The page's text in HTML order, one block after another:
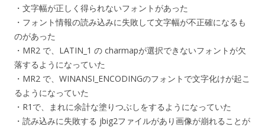
・文字幅が正しく得られないフォントがあった
・フォント情報の読み込みに失敗して文字幅が不正確になるも
のがあった
・MR2 で、LATIN_1 の charmapが選択できないフォントが欠
落するようになっていた
・MR2 で、WINANSI_ENCODINGのフォントで文字化けが起こ
るようになっていた
・R1で、まれに余計な塗りつぶしをするようになっていた
・読み込みに失敗する jbig2ファイルがあり画像が崩れることが